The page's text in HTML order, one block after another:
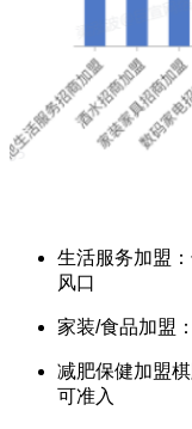
生活服务加盟
风口
家装/食品加盟
减肥保健加盟
可准入